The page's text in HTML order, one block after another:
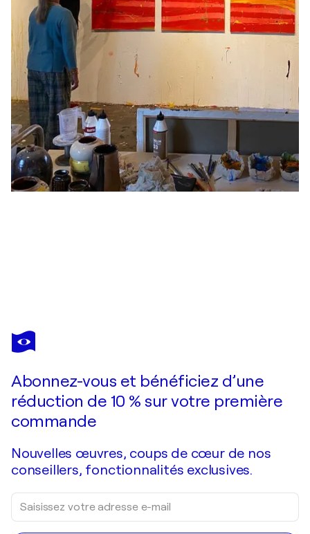
DAVID UTZON
Strokes - untitled with green stripe - painting 4
Abonnez-vous et bénéficiez d’une
réduction de 10 % sur votre première
commande
Nouvelles œuvres, coups de cœur de nos
conseillers, fonctionnalités exclusives.